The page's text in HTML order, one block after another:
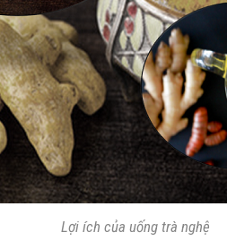
Lợi ích của uống trà nghệ